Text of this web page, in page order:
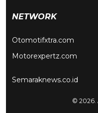
NETWORK
Otomotifxtra.com
Motorexpertz.com
Semaraknews.co.id
© 2026.